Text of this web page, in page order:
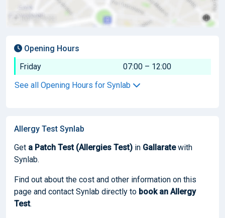
Opening Hours
Friday
07:00 – 12:00
See all Opening Hours for Synlab
Allergy Test Synlab
Get a Patch Test (Allergies Test) in Gallaratewith
Synlab.
Find out about the cost and other information on this
page and contact Synlab directly to book an Allergy
Test.